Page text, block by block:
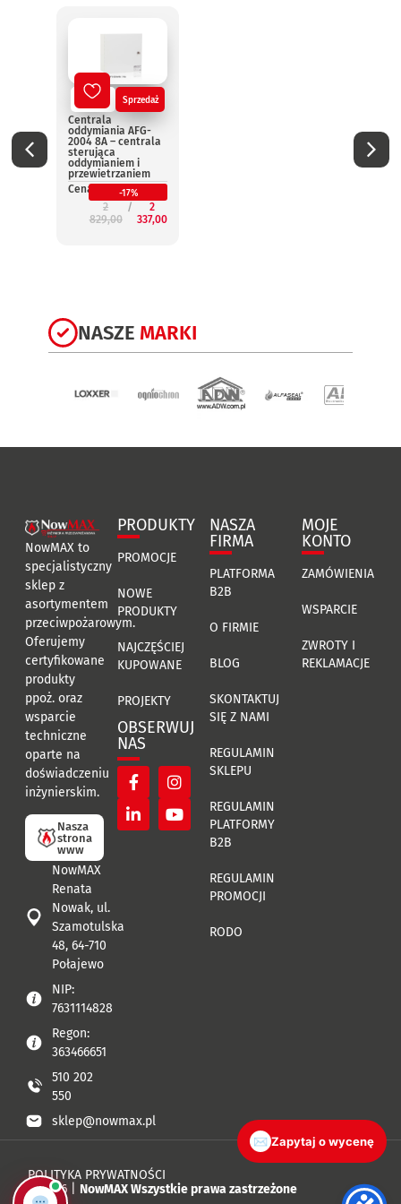
Nowy Sprzedaż
Centrala
oddymiania AFG-
2004 8A – centrala
sterująca
oddymianiem i
przewietrzaniem
Cena:
-17%
2
829,00
2
337,00
NASZE MARKI
NowMAX to
specjalistyczny
sklep z
asortymentem
przeciwpożarowym.
Oferujemy
certyfikowane
produkty
ppoż. oraz
wsparcie
techniczne
oparte na
doświadczeniu
inżynierskim.
Nasza
strona
www
NowMAX
Renata
Nowak, ul.
Szamotulska
48, 64-710
Połajewo
NIP:
7631114828
Regon:
363466651
510 202
550
sklep@nowmax.pl
PRODUKTY
PROMOCJE
NOWE
PRODUKTY
NAJCZĘŚCIEJ
KUPOWANE
PROJEKTY
OBSERWUJ
NAS
NASZA
FIRMA
PLATFORMA
B2B
O FIRMIE
BLOG
SKONTAKTUJ
SIĘ Z NAMI
REGULAMIN
SKLEPU
REGULAMIN
PLATFORMY
B2B
REGULAMIN
PROMOCJI
RODO
MOJE
KONTO
ZAMÓWIENIA
WSPARCIE
ZWROTY I
REKLAMACJE
© 2026 | NowMAX Wszystkie prawa zastrzeżone
POLITYKA PRYWATNOŚCI
✉ Zapytaj o wycenę